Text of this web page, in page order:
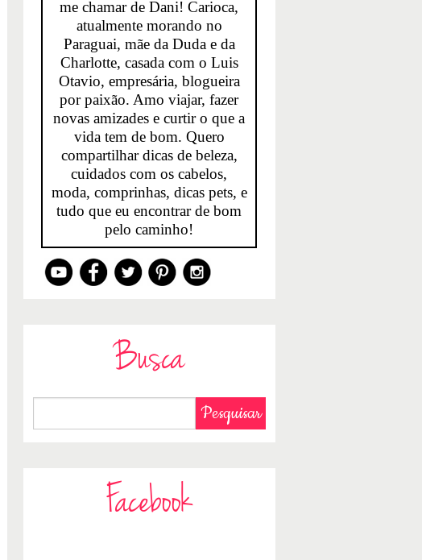
me chamar de Dani! Carioca,
atualmente morando no
Paraguai, mãe da Duda e da
Charlotte, casada com o Luis
Otavio, empresária, blogueira
por paixão. Amo viajar, fazer
novas amizades e curtir o que a
vida tem de bom. Quero
compartilhar dicas de beleza,
cuidados com os cabelos,
moda, comprinhas, dicas pets, e
tudo que eu encontrar de bom
pelo caminho!
Busca
Facebook